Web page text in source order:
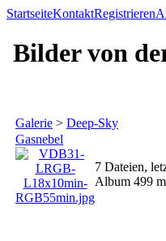
StartseiteKontaktRegistrieren
Bilder von
Galerie > Deep-Sky
Gasnebel
7 Dateien,
Album 499